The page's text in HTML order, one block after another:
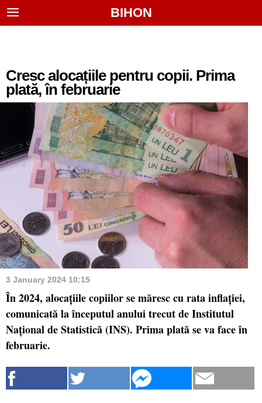
BIHON
Cresc alocațiile pentru copii. Prima
plată, în februarie
3 January 2024 10:15
În 2024, alocațiile copiilor se măresc cu rata inflației,
comunicată la începutul anului trecut de Institutul
Național de Statistică (INS). Prima plată se va face în
februarie.